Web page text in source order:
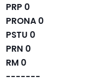
PRP 0
PRONA 0
PSTU 0
PRN 0
RM 0
-------